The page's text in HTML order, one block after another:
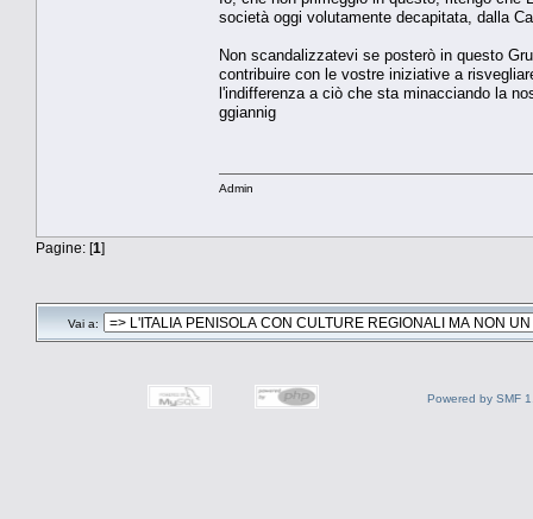
società oggi volutamente decapitata, dalla
Non scandalizzatevi se posterò in questo
contribuire con le vostre iniziative a
l'indifferenza a ciò che sta minacciando la
ggiannig
Admin
Pagine: [1]
Vai a:
Powered by SMF